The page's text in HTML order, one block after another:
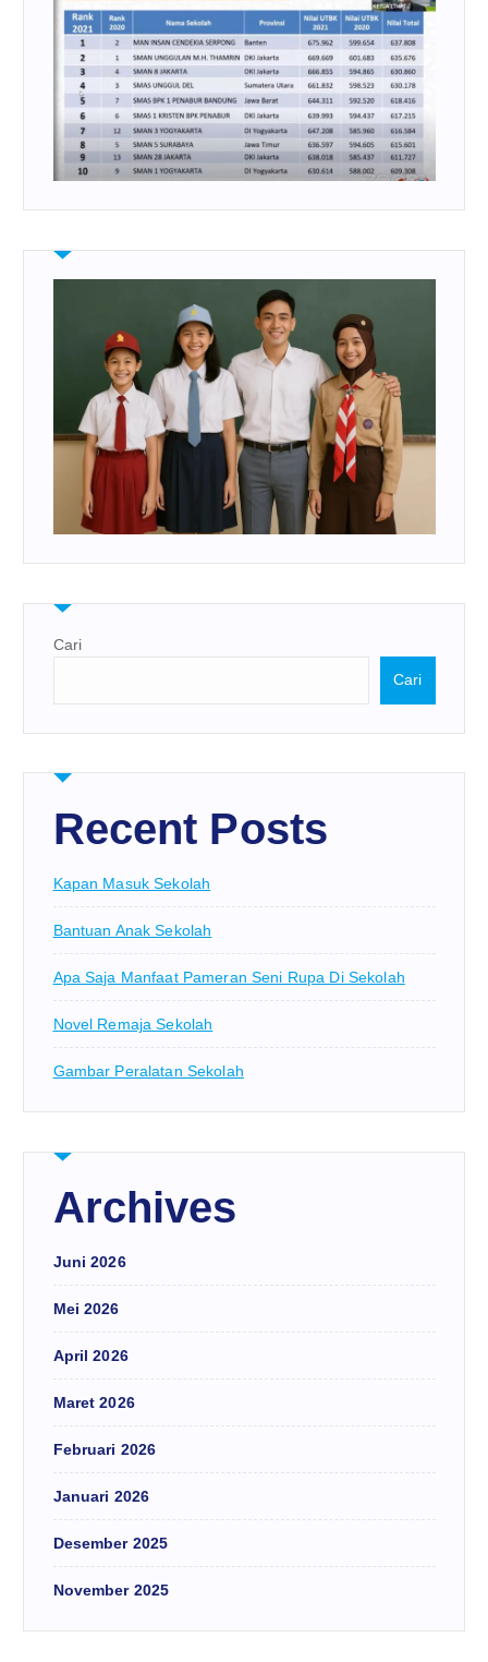
Cari
Cari
Recent Posts
Kapan Masuk Sekolah
Bantuan Anak Sekolah
Apa Saja Manfaat Pameran Seni Rupa Di Sekolah
Novel Remaja Sekolah
Gambar Peralatan Sekolah
Archives
Juni 2026
Mei 2026
April 2026
Maret 2026
Februari 2026
Januari 2026
Desember 2025
November 2025